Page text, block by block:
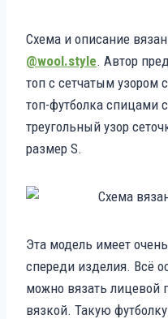
Схема и описание
@wool.style. Автор
топ с сетчатым
топ-футболка спицами
треугольный узор
размер S.
Эта модель имеет
спереди изделия. Всё
можно вязать лицевой
вязкой. Такую